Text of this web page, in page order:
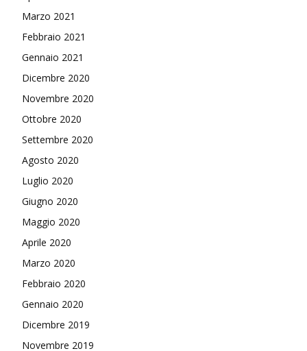
Marzo 2021
Febbraio 2021
Gennaio 2021
Dicembre 2020
Novembre 2020
Ottobre 2020
Settembre 2020
Agosto 2020
Luglio 2020
Giugno 2020
Maggio 2020
Aprile 2020
Marzo 2020
Febbraio 2020
Gennaio 2020
Dicembre 2019
Novembre 2019